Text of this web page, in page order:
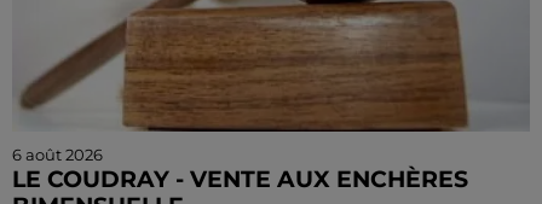
6 août 2026
LE COUDRAY - VENTE AUX ENCHÈRES